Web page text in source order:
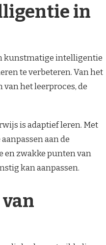
in
kunstmatige intelligentie
te verbeteren. Van het
het leerproces, de
is adaptief leren. Met
aan de
en zwakke punten van
kan aanpassen.